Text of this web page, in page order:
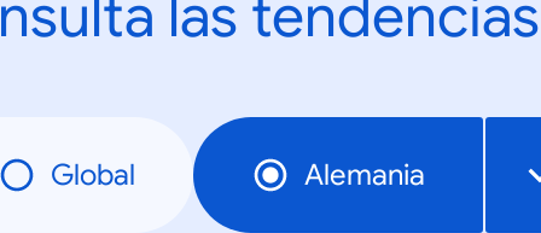
las
Global Alemania